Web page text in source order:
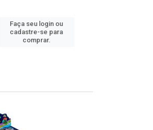
Faça seu login ou
cadastre-se para
comprar.